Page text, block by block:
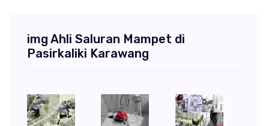
img Ahli Saluran Mampet di
Pasirkaliki Karawang